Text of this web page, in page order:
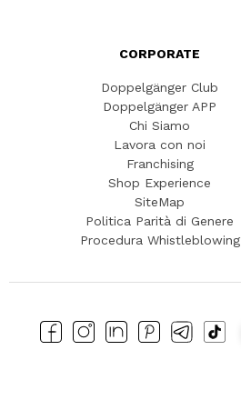
CORPORATE
Doppelgänger Club
Doppelgänger APP
Chi Siamo
Lavora con noi
Franchising
Shop Experience
SiteMap
Politica Parità di Genere
Procedura Whistleblowing